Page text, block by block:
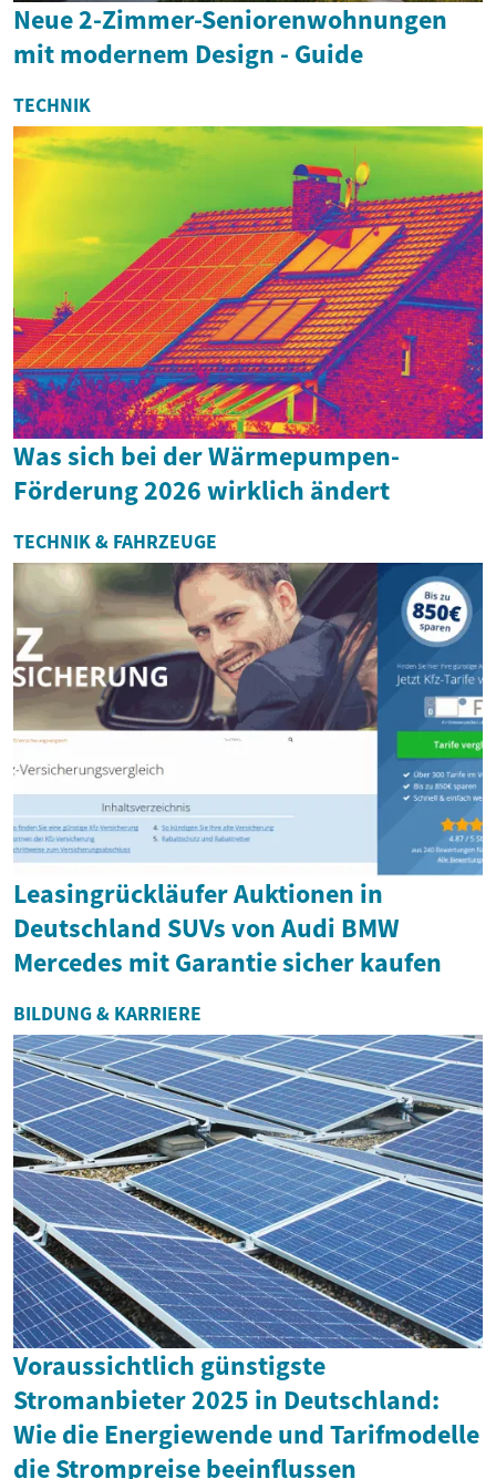
Neue 2-Zimmer-Seniorenwohnungen
mit modernem Design - Guide
TECHNIK
Was sich bei der Wärmepumpen-
Förderung 2026 wirklich ändert
TECHNIK & FAHRZEUGE
Leasingrückläufer Auktionen in
Deutschland SUVs von Audi BMW
Mercedes mit Garantie sicher kaufen
BILDUNG & KARRIERE
Voraussichtlich günstigste
Stromanbieter 2025 in Deutschland:
Wie die Energiewende und Tarifmodelle
die Strompreise beeinflussen